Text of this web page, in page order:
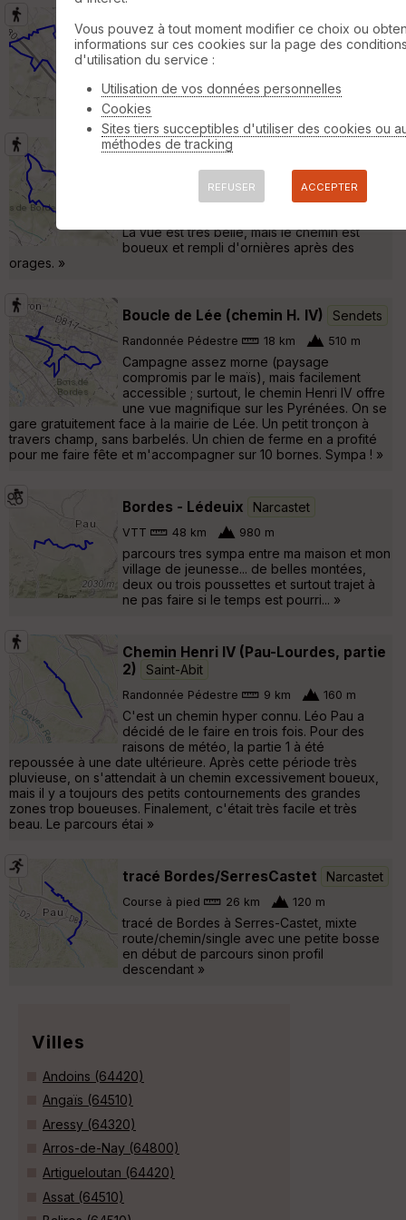
Andoins Soumoulou
Randonnée Pédestre 10 km
hiver ou printemps. Très belles vues sur les
Pyrénées. »
Bois d'Angaïs Sendets
Randonnée Pédestre 200 m
Petit parcours de 8km, à faire par beau
La vue est très belle, mais le chemin est
boueux et rempli d'ornières après des
orages. »
Boucle de Lée (chemin H. IV) Sendets
Randonnée Pédestre 18 km 510 m
Campagne assez morne (paysage
compromis par le maïs), mais facilement
accessible ; surtout, le chemin Henri IV offre
une vue magnifique sur les Pyrénées. On se
gare gratuitement face à la mairie de Lée. Un petit tronçon à
travers champ, sans barbelés. Un chien de ferme en a profité
pour me faire fête et m'accompagner sur 10 bornes. Sympa ! »
Bordes - Lédeuix Narcastet
VTT 48 km 980 m
parcours tres sympa entre ma maison et mon
village de jeunesse... de belles montées,
deux ou trois poussettes et surtout trajet à
ne pas faire si le temps est pourri... »
Chemin Henri IV (Pau-Lourdes, partie
2)
Saint-Abit
Randonnée Pédestre 9 km 160 m
C'est un chemin hyper connu. Léo Pau a
décidé de le faire en trois fois. Pour des
raisons de météo, la partie 1 à été
repoussée à une date ultérieure. Après cette période très
pluvieuse, on s'attendait à un chemin excessivement boueux,
mais il y a toujours des petits contournements des grandes
zones trop boueuses. Finalement, c'était très facile et très
beau. Le parcours étai »
tracé Bordes/SerresCastet Narcastet
Course à pied 26 km 120 m
tracé de Bordes à Serres-Castet, mixte
route/chemin/single avec une petite bosse
en début de parcours sinon profil
descendant »
Villes
Andoins (64420)
Angaïs (64510)
Aressy (64320)
Arros-de-Nay (64800)
Artigueloutan (64420)
Assat (64510)
Vous pouvez à tout moment modifier ce choix ou
informations sur ces cookies sur la page des
d'utilisation du service :
Utilisation de vos données personnelles
Cookies
Sites tiers succeptibles d'utiliser des cookies ou
méthodes de tracking
REFUSER ACCEPTER